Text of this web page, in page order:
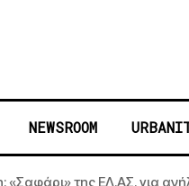
NEWSROOM
«Σαφάρι» της ΕΛ.ΑΣ. για